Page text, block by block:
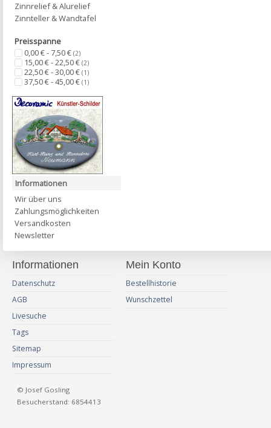
Zinnrelief & Alurelief
Zinnteller & Wandtafel
Preisspanne
0,00 € - 7,50 € (2)
15,00 € - 22,50 € (2)
22,50 € - 30,00 € (1)
37,50 € - 45,00 € (1)
Informationen
Wir über uns
Zahlungsmöglichkeiten
Versandkosten
Newsletter
Informationen
Datenschutz
AGB
Livesuche
Tags
Sitemap
Impressum
Mein Konto
Bestellhistorie
Wunschzettel
© Josef Gosling
Besucherstand: 6854413